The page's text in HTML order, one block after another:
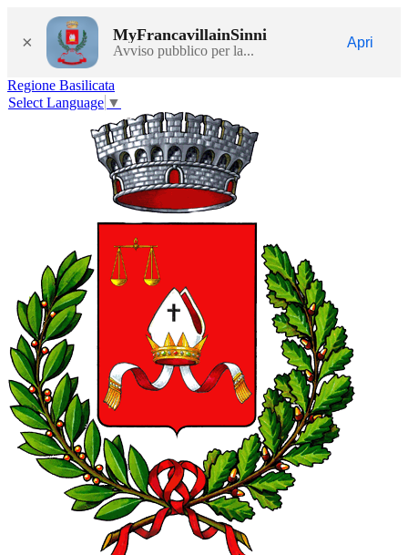
× MyFrancavillainSinni
Avviso pubblico per la...
Apri
Regione Basilicata
Select Language ▼